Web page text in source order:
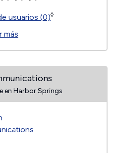
usuarios (0)◊
más
en Harbor Springs